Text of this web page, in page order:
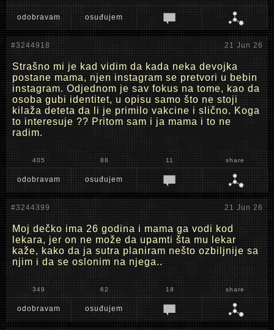
odobravam osuđujem
#3244918 21 Jun 26
Strašno mi je kad vidim da kada neka devojka
postane mama, njen instagram se pretvori u bebin
instagram. Odjednom je sav fokus na tome, kao da
osoba gubi identitet, u opisu samo što ne stoji
kilaža deteta da li je primilo vakcine i slično. Koga
to interesuje ?? Pritom sam i ja mama i to ne
radim.
405 88 11 share
odobravam osuđujem
#3244399 21 Jun 26
Moj dečko ima 26 godina i mama ga vodi kod
lekara, jer on ne može da upamti šta mu lekar
kaže, kako da ja sutra planiram nešto ozbiljnije sa
njim i da se oslonim na njega..
349 62 18 share
odobravam osuđujem